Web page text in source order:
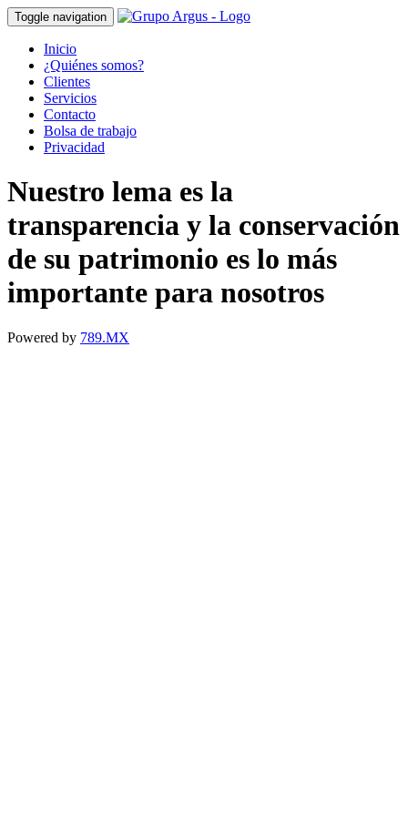
Toggle navigation
Inicio
¿Quiénes somos?
Clientes
Servicios
Contacto
Bolsa de trabajo
Privacidad
Nuestro lema es la
transparencia y la conservación
de su patrimonio es lo más
importante para nosotros
Powered by 789.MX